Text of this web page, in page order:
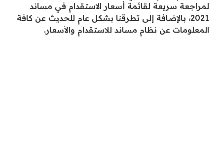
لمراجعة سريعة لقائمة أسعار الاستقدام في مساند
2021، بالإضافة إلى تطرقنا بشكل عام للحديث عن كافة
المعلومات عن نظام مساند للاستقدام والأسعار.